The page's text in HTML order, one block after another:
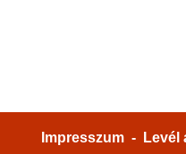
Impresszum -
Levél